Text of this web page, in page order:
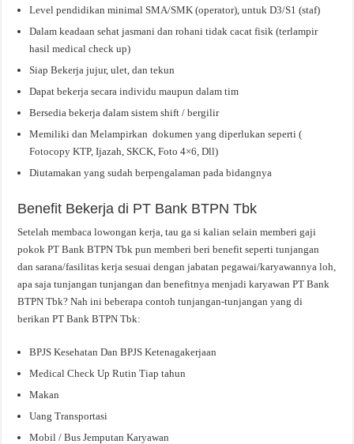
Level pendidikan minimal SMA/SMK (operator), untuk D3/S1 (staf)
Dalam keadaan sehat jasmani dan rohani tidak cacat fisik (terlampir
hasil medical check up)
Siap Bekerja jujur, ulet, dan tekun
Dapat bekerja secara individu maupun dalam tim
Bersedia bekerja dalam sistem shift / bergilir
Memiliki dan Melampirkan dokumen yang diperlukan seperti (
Fotocopy KTP, Ijazah, SKCK, Foto 4×6, Dll)
Diutamakan yang sudah berpengalaman pada bidangnya
Benefit Bekerja di PT Bank BTPN Tbk
Setelah membaca lowongan kerja, tau ga si kalian selain memberi gaji
pokok PT Bank BTPN Tbk pun memberi beri benefit seperti tunjangan
dan sarana/fasilitas kerja sesuai dengan jabatan pegawai/karyawannya loh,
apa saja tunjangan tunjangan dan benefitnya menjadi karyawan PT Bank
BTPN Tbk? Nah ini beberapa contoh tunjangan-tunjangan yang di
berikan PT Bank BTPN Tbk:
BPJS Kesehatan Dan BPJS Ketenagakerjaan
Medical Check Up Rutin Tiap tahun
Makan
Uang Transportasi
Mobil / Bus Jemputan Karyawan